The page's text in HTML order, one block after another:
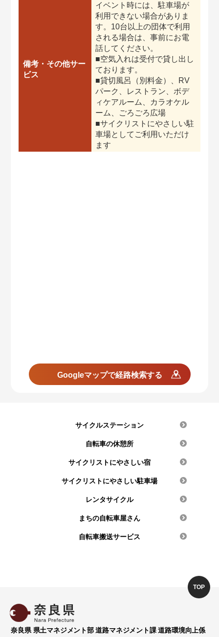
備考・その他サー
ビス
イベント時には、駐車場が
利用できない場合がありま
す。10台以上の団体で利用
される場合は、事前にお電
話してください。
■空気入れは受付で貸し出し
ております。
■貸切風呂（別料金）、RV
パーク、レストラン、ボデ
ィケアルーム、カラオケル
ーム、ごろごろ広場
■サイクリストにやさしい駐
車場としてご利用いただけ
ます
Googleマップで経路検索する
サイクルステーション
自転車の休憩所
サイクリストにやさしい宿
サイクリストにやさしい駐車場
レンタサイクル
まちの自転車屋さん
自転車搬送サービス
奈良県 県土マネジメント部 道路マネジメント課 道路環境向上係
TOP